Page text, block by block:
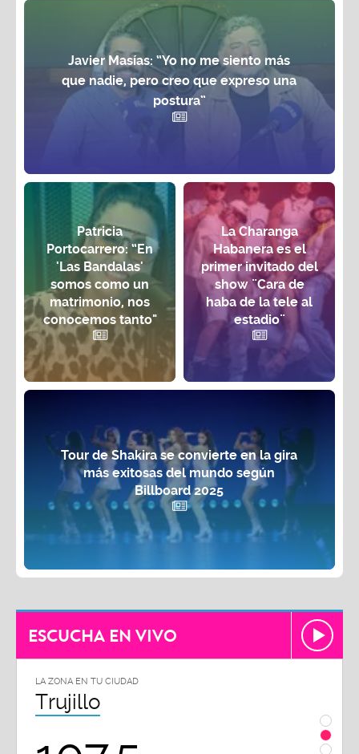
Javier Masías: “Yo no me siento más
que nadie, pero creo que expreso una
postura”
Patricia
Portocarrero: “En
'Las Bandalas'
somos como un
matrimonio, nos
conocemos tanto"
La Charanga
Habanera es el
primer invitado del
show ¨Cara de
haba de la tele al
estadio¨
Tour de Shakira se convierte en la gira
más exitosas del mundo según
Billboard 2025
ESCUCHA EN VIVO